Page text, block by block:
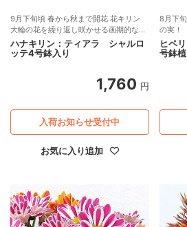
9月下旬頃 春から秋まで開花 花キリン
大輪の花を繰り返し咲かせる画期的なわ
い性種 ユーフォルビア ミリー
ハナキリン：ティアラ シャルロ
ッテ4号鉢入り
1,760 円
お気に入り追加
入荷お知らせ受付中
8月下
の実！
ヒペ
号鉢植